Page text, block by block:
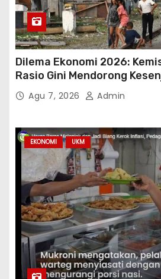
Dilema Ekonomi 2026:
Rasio Gini Mendorong
Agu 7, 2026 Admin
EKONOMI UKM